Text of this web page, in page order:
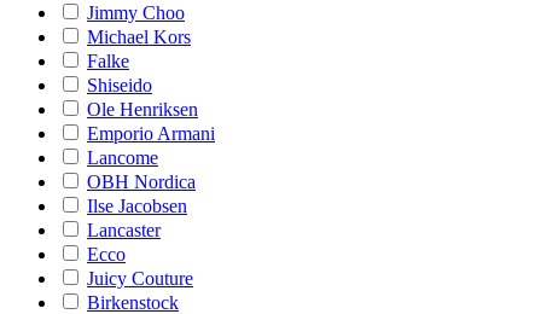
Jimmy Choo
Michael Kors
Falke
Shiseido
Ole Henriksen
Emporio Armani
Lancome
OBH Nordica
Ilse Jacobsen
Lancaster
Ecco
Juicy Couture
Birkenstock